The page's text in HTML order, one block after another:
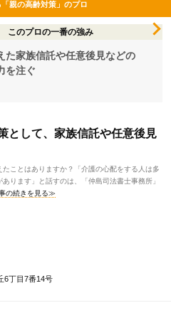
親の高齢対策」のプロ
このプロの一番の強み
た家族信託や任意後見などの
を注ぐ
として、家族信託や任意後見
ことはありますか？「介護の心配をする人は多
ります」と話すのは、「仲島司法書士事務所」
の続きを見る≫
6丁目7番14号